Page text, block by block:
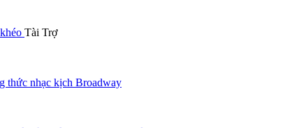
Tài Trợ
thức nhạc kịch Broadway